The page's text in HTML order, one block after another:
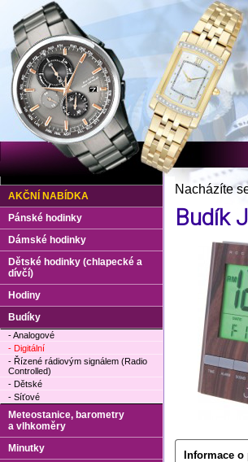
Nacházíte
Budík
Informace
AKČNÍ NABÍDKA
Pánské hodinky
Dámské hodinky
Dětské hodinky (chlapecké a
dívčí)
Hodiny
Budíky
- Analogové
- Digitální
- Řízené rádiovým signálem (Radio
Controlled)
- Dětské
- Síťové
Meteostanice, barometry
a vlhkoměry
Minutky